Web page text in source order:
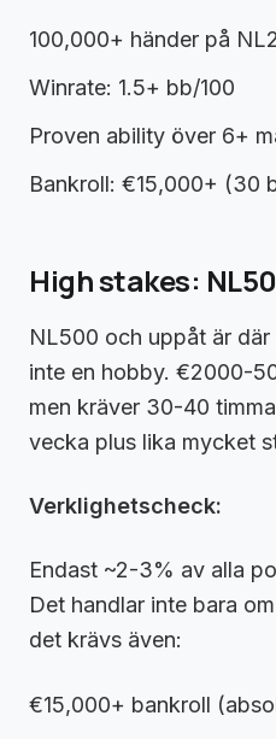
100,000+ händer på
Winrate: 1.5+ bb/100
Proven ability över 6+
Bankroll: €15,000+ (30
High stakes:
NL500 och uppåt är där
inte en hobby. €2000-
men kräver 30-40
vecka plus lika mycket
Verklighetscheck:
Endast ~2-3% av alla
Det handlar inte bara
det krävs även:
€15,000+ bankroll